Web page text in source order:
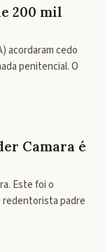
200 mil
acordaram cedo
penitencial. O
Camara é
Este foi o
redentorista padre